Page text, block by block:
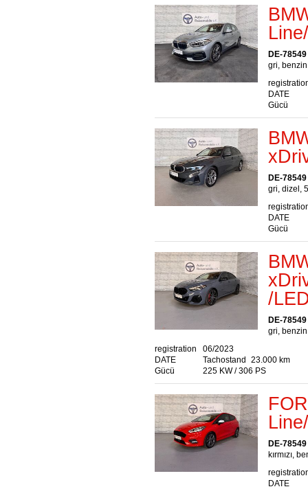
DE-
gri,
DATE
Gücü
DE-
gri, dizel,
DATE
Gücü
/
DE-
gri,
registration
DATE
06/2023
Tachostand
23.000 km
Gücü
225 KW / 306 PS
DE-
kırmızı,
DATE